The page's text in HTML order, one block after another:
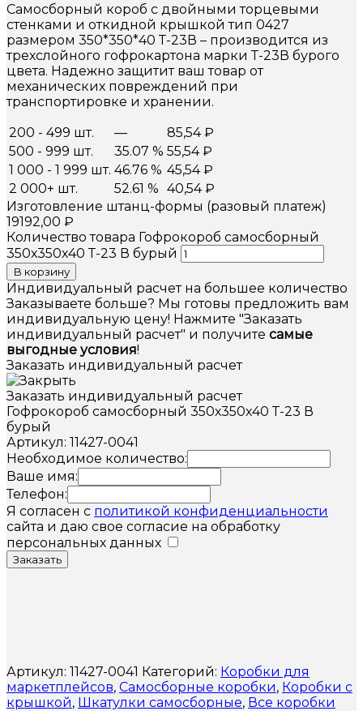
Самосборный короб с двойными торцевыми
стенками и откидной крышкой тип 0427
размером 350*350*40 Т-23В – производится из
трехслойного гофрокартона марки Т-23В бурого
цвета. Надежно защитит ваш товар от
механических повреждений при
транспортировке и хранении.
200 - 499 шт.
— 85,54₽
500 - 999 шт.
35.07 % 55,54₽
1 000 - 1 999 шт. 46.76 % 45,54₽
2 000+ шт.
52.61 % 40,54₽
Изготовление штанц-формы (разовый платеж)
19192,00 ₽
Количество товара Гофрокороб самосборный
350х350х40 Т-23 В бурый
В корзину
Индивидуальный расчет на большее количество
Заказываете больше? Мы готовы предложить вам
индивидуальную цену! Нажмите "Заказать
индивидуальный расчет" и получите самые
выгодные условия!
Заказать индивидуальный расчет
Заказать индивидуальный расчет
Гофрокороб самосборный 350х350х40 Т-23 В
бурый
Артикул: 11427-0041
Необходимое количество:
Ваше имя:
Телефон:
Я согласен с политикой конфиденциальности
сайта и даю свое согласие на обработку
персональных данных
Заказать
Артикул: 11427-0041 Категорий: Коробки для
маркетплейсов, Самосборные коробки, Коробки с
крышкой, Шкатулки самосборные, Все коробки